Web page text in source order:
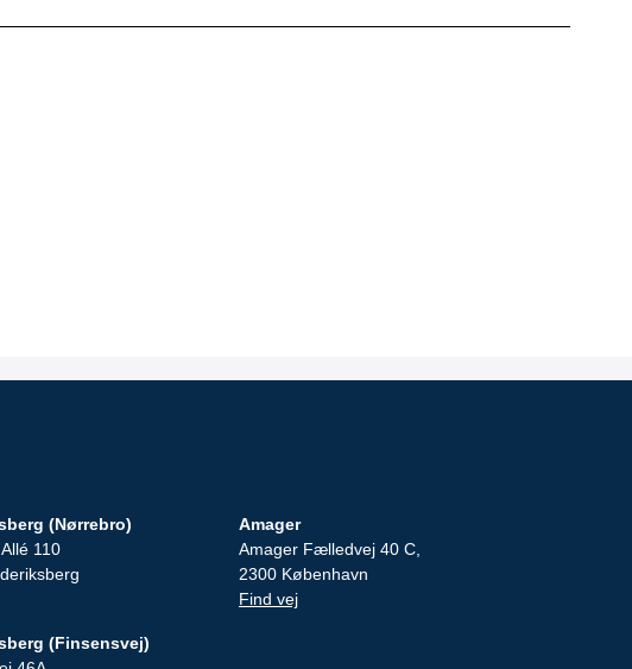
(Nørrebro)
110
Amager
Amager Fælledvej 40 C,
2300 København
Find vej
(Finsensvej)